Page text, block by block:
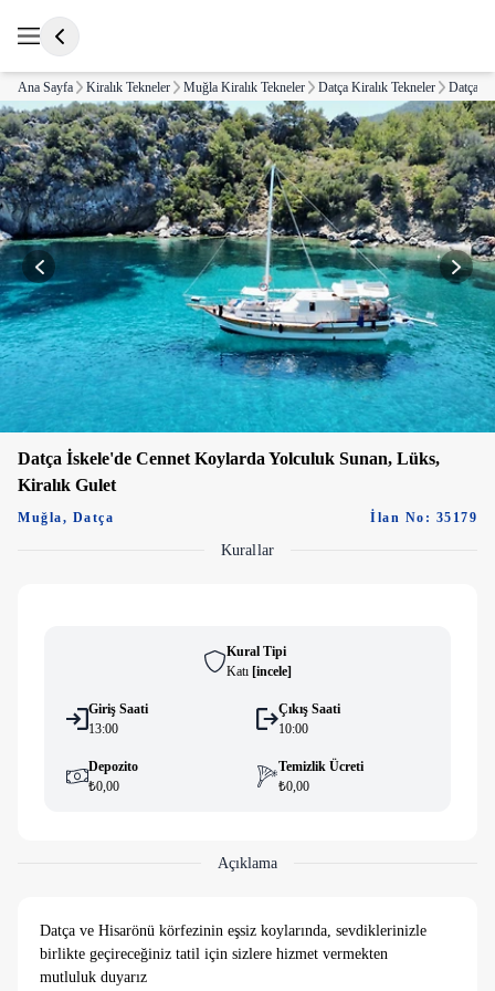
Ana Sayfa Kiralık Tekneler Muğla Kiralık Tekneler Datça Kiralık Tekneler Datça
Datça İskele'de Cennet Koylarda Yolculuk Sunan, Lüks,
Kiralık Gulet
Muğla, Datça İlan No: 35179
Kurallar
Kural Tipi
Katı [i̇ncele]
Giriş Saati
13:00
Çıkış Saati
10:00
Depozito
₺0,00
Temizlik Ücreti
₺0,00
Açıklama
Datça ve Hisarönü körfezinin eşsiz koylarında, sevdiklerinizle
birlikte geçireceğiniz tatil için sizlere hizmet vermekten
mutluluk duyarız